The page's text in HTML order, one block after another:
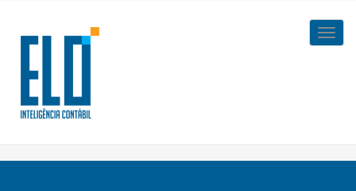
content